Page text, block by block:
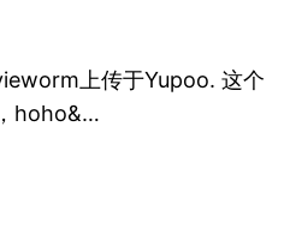
上传于Yupoo. 这个
hoho&…